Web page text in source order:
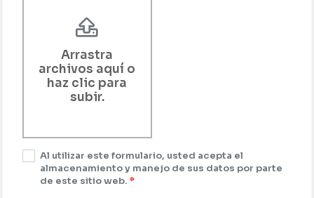
Arrastra
archivos aquí o
haz clic para
subir.
Al utilizar este formulario, usted acepta el
almacenamiento y manejo de sus datos por parte
de este sitio web. *